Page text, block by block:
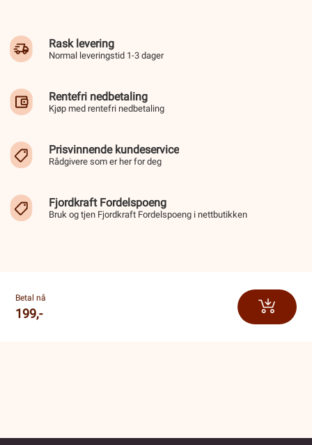
Rask levering
Normal leveringstid 1-3 dager
Rentefri nedbetaling
Kjøp med rentefri nedbetaling
Prisvinnende kundeservice
Rådgivere som er her for deg
Fjordkraft Fordelspoeng
Bruk og tjen Fjordkraft Fordelspoeng i nettbutikken
Betal nå
199,-